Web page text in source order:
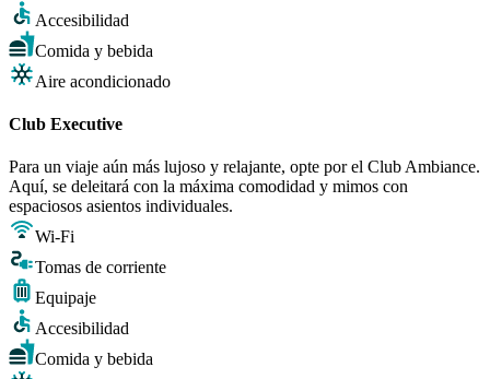
Accesibilidad
Comida y bebida
Aire acondicionado
Club Executive
Para un viaje aún más lujoso y relajante, opte por el Club Ambiance.
Aquí, se deleitará con la máxima comodidad y mimos con
espaciosos asientos individuales.
Wi-Fi
Tomas de corriente
Equipaje
Accesibilidad
Comida y bebida